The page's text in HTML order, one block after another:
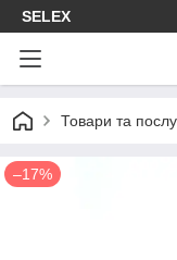
SELEX
Товари та
–17%